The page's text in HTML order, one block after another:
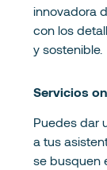
innovadora
con los
y sostenible.
Servicios
Puedes dar
a tus
se busquen